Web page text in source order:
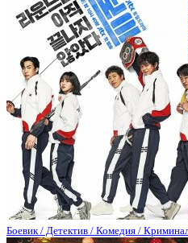
Боевик / Детектив / Комедия /